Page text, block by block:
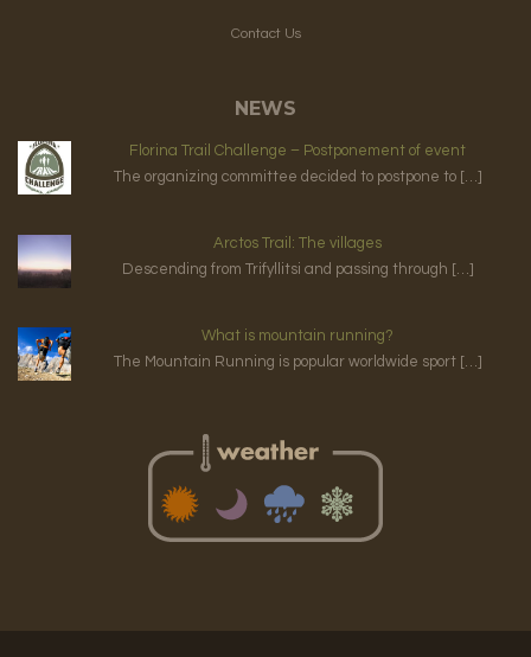
Contact Us
NEWS
Florina Trail Challenge – Postponement of event
The organizing committee decided to postpone to […]
Arctos Trail: The villages
Descending from Trifyllitsi and passing through […]
What is mountain running?
The Mountain Running is popular worldwide sport […]